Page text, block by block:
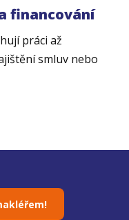
financování
práci až
smluv nebo